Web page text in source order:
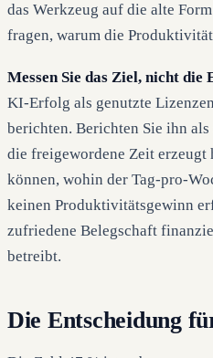
das Werkzeug auf die alte
fragen, warum die
Messen Sie das Ziel, nicht die
KI-Erfolg als genutzte
berichten. Berichten Sie ihn
die freigewordene Zeit erzeugt
können, wohin der Tag-pro-
keinen Produktivitätsgewinn
zufriedene Belegschaft
betreibt.
Die Entscheidung